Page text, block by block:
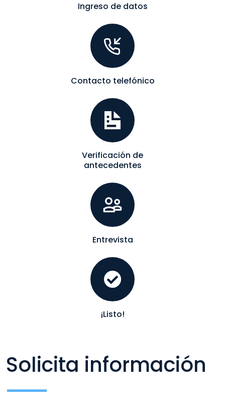
Ingreso de datos
Contacto telefónico
Verificación de
antecedentes
Entrevista
¡Listo!
Solicita información